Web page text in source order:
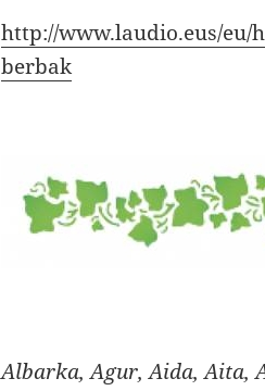
http://www.laudio.eus/
berbak
Albarka, Agur, Aida, Aita,